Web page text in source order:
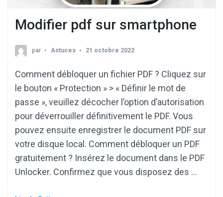
Modifier pdf sur smartphone
par Astuces 21 octobre 2022
Comment débloquer un fichier PDF ? Cliquez sur
le bouton « Protection » > « Définir le mot de
passe », veuillez décocher l’option d’autorisation
pour déverrouiller définitivement le PDF. Vous
pouvez ensuite enregistrer le document PDF sur
votre disque local. Comment débloquer un PDF
gratuitement ? Insérez le document dans le PDF
Unlocker. Confirmez que vous disposez des …